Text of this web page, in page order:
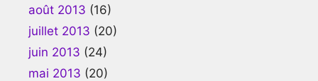
août 2013 (16)
juillet 2013 (20)
juin 2013 (24)
mai 2013 (20)